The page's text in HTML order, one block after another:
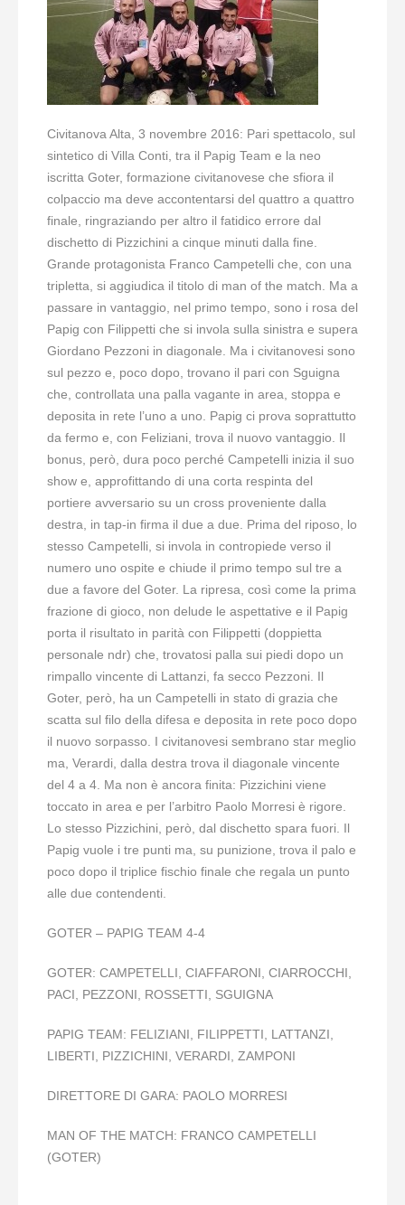
Civitanova Alta, 3 novembre 2016: Pari spettacolo, sul
sintetico di Villa Conti, tra il Papig Team e la neo
iscritta Goter, formazione civitanovese che sfiora il
colpaccio ma deve accontentarsi del quattro a quattro
finale, ringraziando per altro il fatidico errore dal
dischetto di Pizzichini a cinque minuti dalla fine.
Grande protagonista Franco Campetelli che, con una
tripletta, si aggiudica il titolo di man of the match. Ma a
passare in vantaggio, nel primo tempo, sono i rosa del
Papig con Filippetti che si invola sulla sinistra e supera
Giordano Pezzoni in diagonale. Ma i civitanovesi sono
sul pezzo e, poco dopo, trovano il pari con Sguigna
che, controllata una palla vagante in area, stoppa e
deposita in rete l’uno a uno. Papig ci prova soprattutto
da fermo e, con Feliziani, trova il nuovo vantaggio. Il
bonus, però, dura poco perché Campetelli inizia il suo
show e, approfittando di una corta respinta del
portiere avversario su un cross proveniente dalla
destra, in tap-in firma il due a due. Prima del riposo, lo
stesso Campetelli, si invola in contropiede verso il
numero uno ospite e chiude il primo tempo sul tre a
due a favore del Goter. La ripresa, così come la prima
frazione di gioco, non delude le aspettative e il Papig
porta il risultato in parità con Filippetti (doppietta
personale ndr) che, trovatosi palla sui piedi dopo un
rimpallo vincente di Lattanzi, fa secco Pezzoni. Il
Goter, però, ha un Campetelli in stato di grazia che
scatta sul filo della difesa e deposita in rete poco dopo
il nuovo sorpasso. I civitanovesi sembrano star meglio
ma, Verardi, dalla destra trova il diagonale vincente
del 4 a 4. Ma non è ancora finita: Pizzichini viene
toccato in area e per l’arbitro Paolo Morresi è rigore.
Lo stesso Pizzichini, però, dal dischetto spara fuori. Il
Papig vuole i tre punti ma, su punizione, trova il palo e
poco dopo il triplice fischio finale che regala un punto
alle due contendenti.
GOTER – PAPIG TEAM 4-4
GOTER: CAMPETELLI, CIAFFARONI, CIARROCCHI,
PACI, PEZZONI, ROSSETTI, SGUIGNA
PAPIG TEAM: FELIZIANI, FILIPPETTI, LATTANZI,
LIBERTI, PIZZICHINI, VERARDI, ZAMPONI
DIRETTORE DI GARA: PAOLO MORRESI
MAN OF THE MATCH: FRANCO CAMPETELLI
(GOTER)